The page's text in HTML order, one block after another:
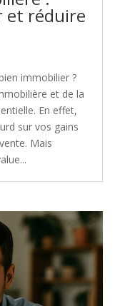
et réduire
immobilier ?
et de la
En effet,
sur vos gains
Mais